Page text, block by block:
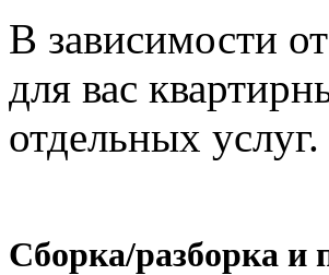
В зависимости
для вас
отдельных услуг.
Сборка/разборка и